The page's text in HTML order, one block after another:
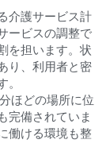
介護サービス計
ービスの調整で
を担います。状
り、利用者と密
ほどの場所に位
完備されていま
働ける環境も整